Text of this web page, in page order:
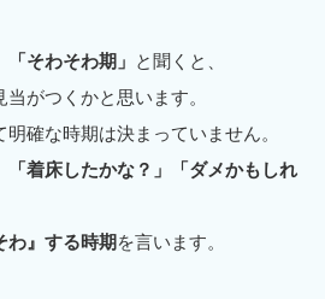
「そわそわ期」 と聞くと、
がつくかと思います。
確な時期は決まっていません。
「着床したかな？」「ダメかもしれ
わ』する時期 を言います。